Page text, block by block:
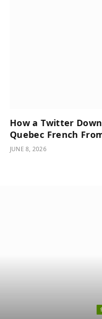
How a Twitter
Quebec French
JUNE 8, 2026